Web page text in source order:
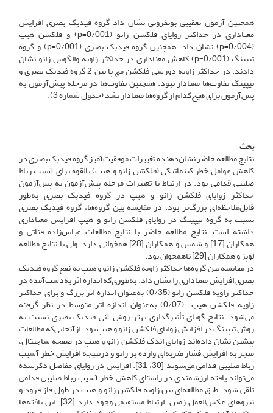
همچنین آزمون تعقیبی بونفرونی نشان داد گروه فیدبک بصری افزایش
معناداری در حداکثر زوایای فلکشن زانو (0/001=p) و فلکشن هیپ
(0/004=p) نشان داد. همچنین گروه فیدبک بصری (0/001=p) و گروه
تیپینگ (0/001=p) کاهش معناداری در حداکثر زاویه والگوس زانو نشان
دادند. در حداکثر زاویه دورسی فلکشن مچ پا بین 2 گروه فیدبک بصری و
تیپینگ تفاوت‌ها معنادار نبود. همچنین تفاوت‌ها در مرحله پیش‌آزمون به
پس‌آزمون برای هیچ‌کدام از گروه‌ها معنادار نشد (جدول شماره 3).
بحث
نتایج مطالعه حاضر نشان‌دهنده تغییرات موفقیت‌آمیز گروه فیدبک بصری در
کاهش عوامل خطر کینماتیکی (فلکشن زانو و هیپ) بالقوه برای آسیب رباط
صلیبی قدامی بود. در ارتباط با تغییرات مرحله پیش‌آزمون به پس‌آزمون
حداکثر زوایای فلکشن زانو و هیپ در گروه فیدبک بصری به‌طور
قابل‌ملاحظه‌ای بزرگ‌تر بود. در مقایسه بین گروه‌ها، گروه فیدبک بصری
نسبت به گروه تیپینگ در زوایای فلکشن زانو و هیپ افزایش معناداری
داشته است. نتایج مطالعه حاضر با نتایج مطالعات عباس‌زاده قناتی و
همکاران [17] و شمس و همکاران [28] همخوانی دارد، ولی با نتایج مطالعه
لوپز و همکاران [29] ناهمخوان بود.
در مقایسه‌ بین گروه‌ها حداکثر زاویه فلکشن زانو و هیپ به نفع گروه فیدبک
بصری افزایش معناداری را نشان داد. به‌طوری‌که اندازه اثر به‌دست‌آمده در
حداکثر زاویه فلکشن زانو (0/35) به‌عنوان اندازه اثر بزرگ و برای حداکثر
زاویه فلکشن هیپ (0/07) به‌عنوان اندازه اثر متوسط در نظر گرفته
می‌شود. نتایج گویای تأثیرگذاری بهتر روش آنی فیدبک بصری نسبت به
روش تیپینگ در افزایش زوایای فلکشن زانو و هیپ بود. از‌آنجایی‌که مطالعات
پیشین نشان داده‌اند زوایای اندک فلکشن زانو و هیپ در صفحه ساجیتال،
منجر به افزایش فشار ضربه‌ای وارده بر زانو و در‌نتیجه افزایش خطر آسیب
رباط صلیبی قدامی می‌شوند [30، 31]. افزایش در زوایای مفاصل ذکر‌شده
می‌تواند یافته ارزشمندی در راستای کاهش خطر آسیب رباط صلیبی قدامی
تلقی شود. طبق مطالعه‌ای بین زاویه فلکشن زانو و هیپ در طول فاز فرود و
نیروهای عکس‌العمل زمین، ارتباط مستقیمی وجود دارد [32]. این یافته‌ها